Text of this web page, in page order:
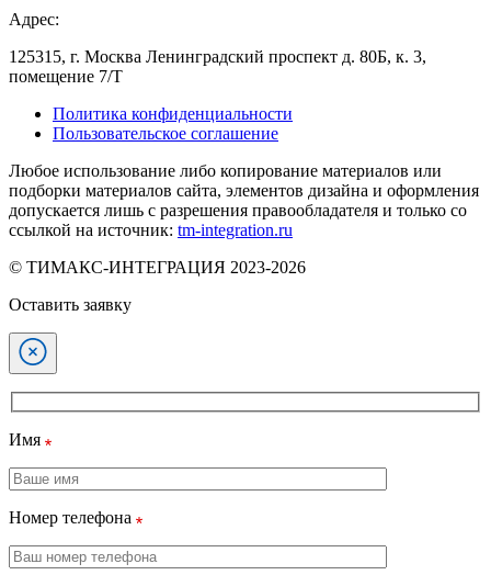
Адрес:
125315, г. Москва Ленинградский проспект д. 80Б, к. 3,
помещение 7/Т
Политика конфиденциальности
Пользовательское соглашение
Любое использование либо копирование материалов или
подборки материалов сайта, элементов дизайна и оформления
допускается лишь с разрешения правообладателя и только со
ссылкой на источник: tm-integration.ru
© ТИМАКС-ИНТЕГРАЦИЯ 2023-2026
Оставить заявку
Имя
Номер телефона